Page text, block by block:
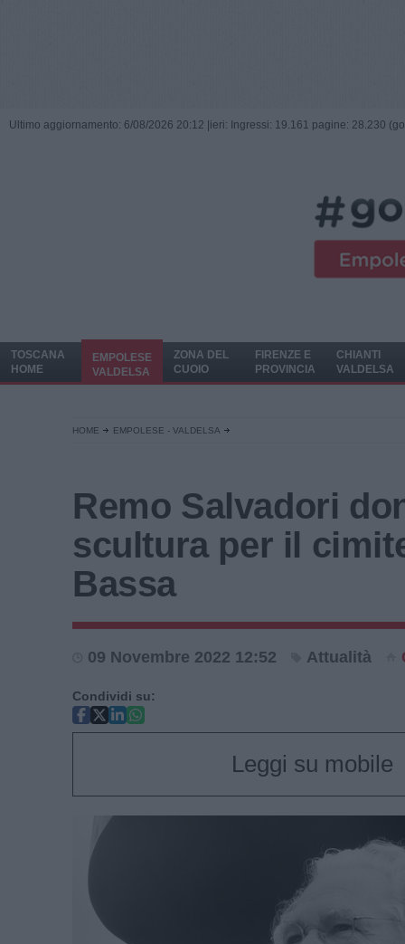
Ultimo aggiornamento: 6/08/2026 20:12 | ieri: Ingressi: 19.161 pagine: 28.230
TOSCANA
HOME
EMPOLESE
VALDELSA
ZONA DEL
CUOIO
FIRENZE E
PROVINCIA
CHIANTI
VALDELSA
HOME EMPOLESE - VALDELSA
Remo Salvadori
scultura per il
Bassa
09 Novembre 2022 12:52 Attualità
Condividi su:
Leggi su mobile